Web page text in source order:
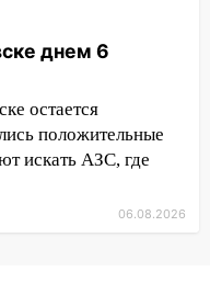
налогов на 48
сбил
двое
ожидается
днем 6
остается
положительные
искать АЗС, где
06.08.2026